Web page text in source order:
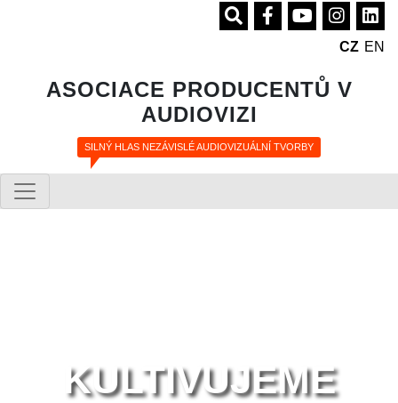
CZ EN
ASOCIACE PRODUCENTŮ V
AUDIOVIZI
SILNÝ HLAS NEZÁVISLÉ AUDIOVIZUÁLNÍ TVORBY
KULTIVUJEME